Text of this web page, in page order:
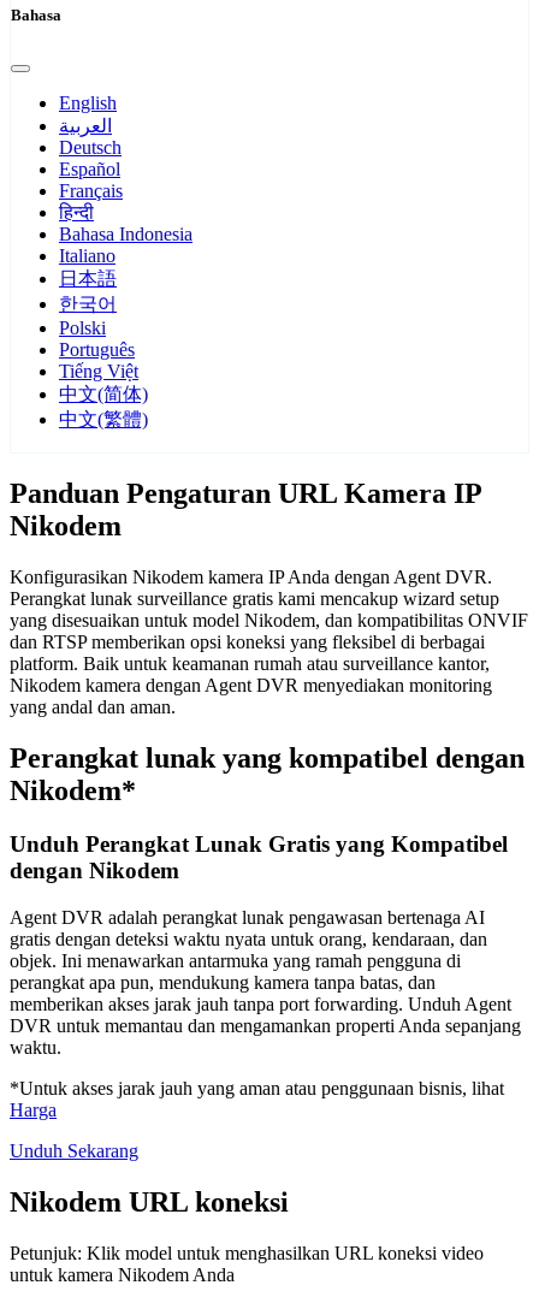
Bahasa
English
العربية
Deutsch
Español
Français
हिन्दी
Bahasa Indonesia
Italiano
日本語
한국어
Polski
Português
Tiếng Việt
中文(简体)
中文(繁體)
Panduan Pengaturan URL Kamera IP
Nikodem
Konfigurasikan Nikodem kamera IP Anda dengan Agent DVR.
Perangkat lunak surveillance gratis kami mencakup wizard setup
yang disesuaikan untuk model Nikodem, dan kompatibilitas ONVIF
dan RTSP memberikan opsi koneksi yang fleksibel di berbagai
platform. Baik untuk keamanan rumah atau surveillance kantor,
Nikodem kamera dengan Agent DVR menyediakan monitoring
yang andal dan aman.
Perangkat lunak yang kompatibel dengan
Nikodem*
Unduh Perangkat Lunak Gratis yang Kompatibel
dengan Nikodem
Agent DVR adalah perangkat lunak pengawasan bertenaga AI
gratis dengan deteksi waktu nyata untuk orang, kendaraan, dan
objek. Ini menawarkan antarmuka yang ramah pengguna di
perangkat apa pun, mendukung kamera tanpa batas, dan
memberikan akses jarak jauh tanpa port forwarding. Unduh Agent
DVR untuk memantau dan mengamankan properti Anda sepanjang
waktu.
*Untuk akses jarak jauh yang aman atau penggunaan bisnis, lihat
Harga
Unduh Sekarang
Nikodem URL koneksi
Petunjuk: Klik model untuk menghasilkan URL koneksi video
untuk kamera Nikodem Anda